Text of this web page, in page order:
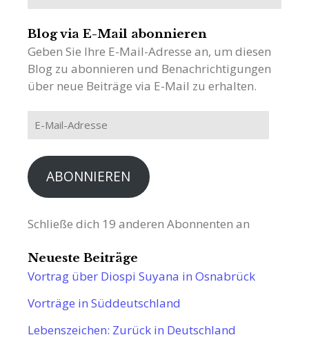
nach:
Blog via E-Mail abonnieren
Geben Sie Ihre E-Mail-Adresse an, um diesen
Blog zu abonnieren und Benachrichtigungen
über neue Beiträge via E-Mail zu erhalten.
E-
Mail-
Adresse
ABONNIEREN
Schließe dich 19 anderen Abonnenten an
Neueste Beiträge
Vortrag über Diospi Suyana in Osnabrück
Vorträge in Süddeutschland
Lebenszeichen: Zurück in Deutschland